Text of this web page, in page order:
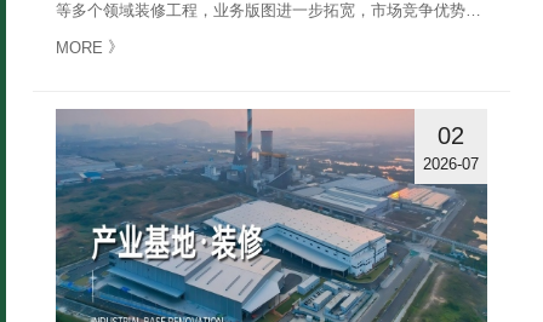
等多个领域装修工程，业务版图进一步拓宽，市场竞争优势持
MORE 》
02
2026-07